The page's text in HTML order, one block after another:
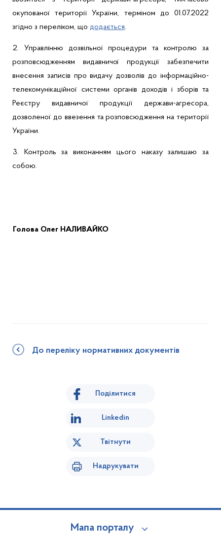
окупованої території України, терміном до 01.07.2022
згідно з переліком, що додається.
2. Управліннюдозвільної процедури та контролю за
розповсюдженням видавничої продукціїзабезпечити
внесення записів про видачу дозволів до інформаційно-
телекомунікаційної системи органів доходів і зборів та
Реєстру видавничої продукції держави-агресора,
дозволеної до ввезення та розповсюдження на території
України.
3.
Контроль за виконанням цього наказу залишаю за
собою.
Голова Олег НАЛИВАЙКО
До переліку нормативних документів
Поділитися
Linkedin
Твітнути
Надрукувати
Мапа порталу